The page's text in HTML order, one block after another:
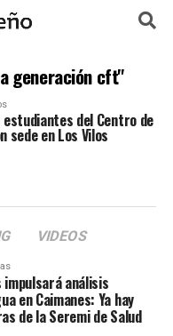
generación cft"
del Centro de
sede en Los Vilos
VIDEOS
impulsará análisis
en Caimanes: Ya hay
de la Seremi de Salud